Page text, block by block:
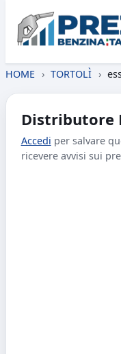
HOME › TORTOLÌ ›
Distributore
Accedi per salvare
ricevere avvisi sui